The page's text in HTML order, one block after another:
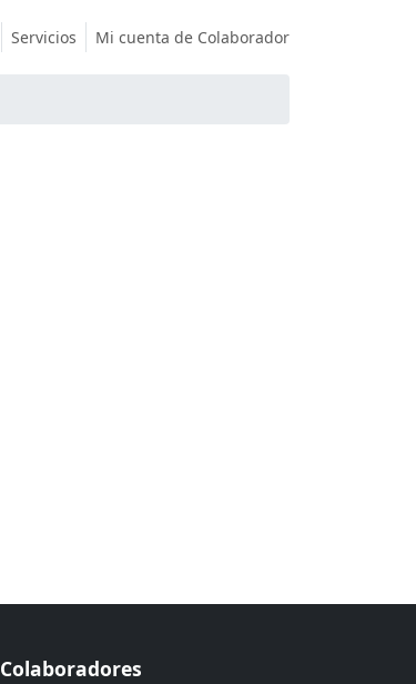
Servicios Mi cuenta de Colaborador
Colaboradores